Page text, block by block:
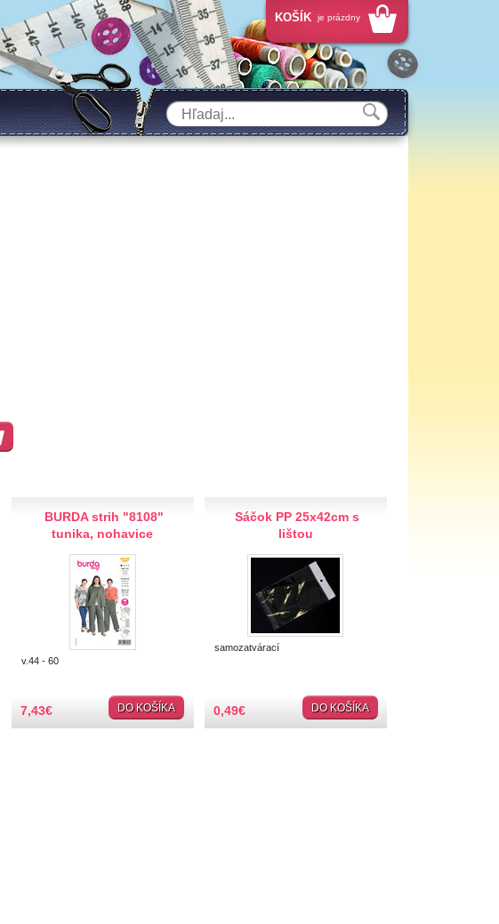
KOŠÍK je prázdny
BURDA strih "8108"
tunika, nohavice
v.44 - 60
7,43€ DO KOŠÍKA
Sáčok PP 25x42cm s
lištou
samozatvárací
0,49€ DO KOŠÍKA